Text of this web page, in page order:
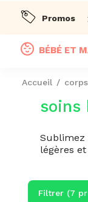
Promos
BÉBÉ ET
Accueil corps
soins
Sublimez
légères
Filtrer (7